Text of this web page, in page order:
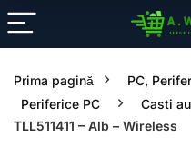
Prima pagină
PC,
Periferice PC
Casti
TLL511411 – Alb – Wireless